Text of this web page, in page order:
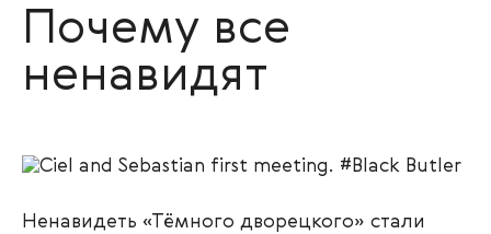
Почему все
ненавидят
Ненавидеть «Тёмного дворецкого» стали